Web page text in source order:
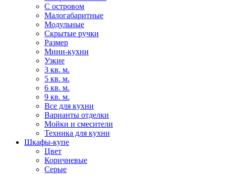
С островом
Малогабаритные
Модульные
Скрытые ручки
Размер
Мини-кухни
Узкие
3 кв. м.
5 кв. м.
6 кв. м.
9 кв. м.
Все для кухни
Варианты отделки
Мойки и смесители
Техника для кухни
Шкафы-купе
Цвет
Коричневые
Серые